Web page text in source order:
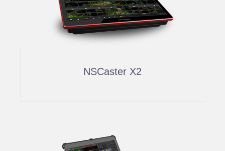
NSCaster X2